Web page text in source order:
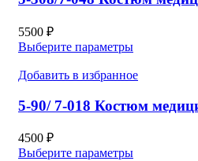
5500 ₽
Выберите параметры
Добавить в избранное
5-90/ 7-018 Костюм
4500 ₽
Выберите параметры